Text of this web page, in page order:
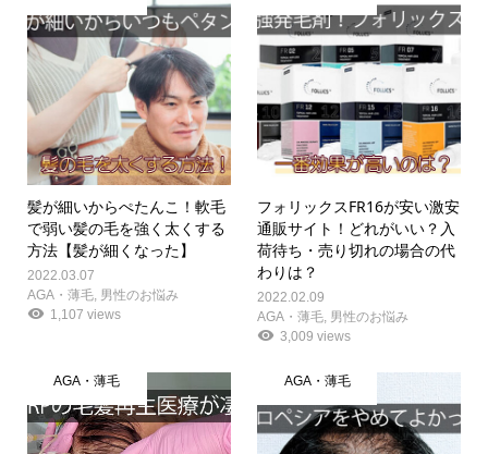
髪が細いからぺたんこ！軟毛
で弱い髪の毛を強く太くする
方法【髪が細くなった】
2022.03.07
AGA・薄毛, 男性のお悩み
1,107 views
フォリックスFR16が安い激安
通販サイト！どれがいい？入
荷待ち・売り切れの場合の代
わりは？
2022.02.09
AGA・薄毛, 男性のお悩み
3,009 views
AGA・薄毛 AGA・薄毛